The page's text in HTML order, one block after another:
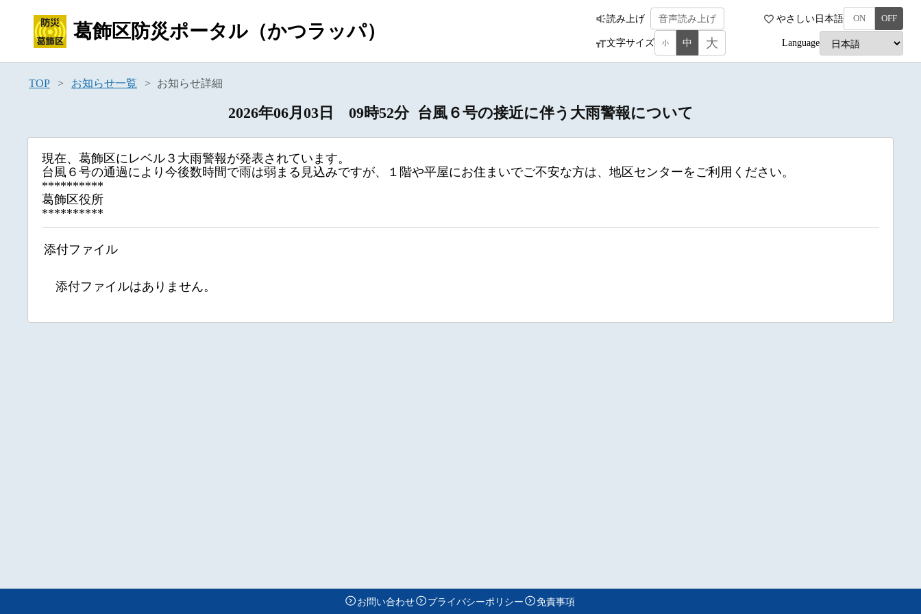
葛飾区防災ポータル （かつラッパ）
読み上げ 音声読み上げ やさしい日本語 ON OFF
文字サイズ 小 中 大 Language
TOP お知らせ一覧 お知らせ詳細
2026年06月03日 09時52分 台風６号の接近に伴う大雨警報について
現在、葛飾区にレベル３大雨警報が発表されています。
台風６号の通過により今後数時間で雨は弱まる見込みですが、１階や平屋にお住まいでご不安な方は、地区センターをご利用ください。
**********
葛飾区役所
**********
添付ファイル
添付ファイルはありません。
お問い合わせ プライバシーポリシー 免責事項